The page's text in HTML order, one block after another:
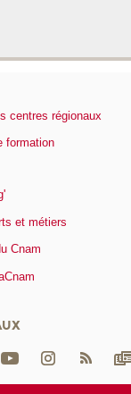
centres régionaux
formation
et métiers
Cnam